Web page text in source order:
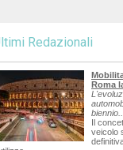
Redazionali
Roma
biennio...
Il
veicolo